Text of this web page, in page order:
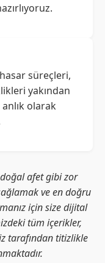
süreçleri,
yakından
olarak
doğal afet gibi zor
ve en doğru
için size dijital
tüm içerikler,
tarafından titizlikle